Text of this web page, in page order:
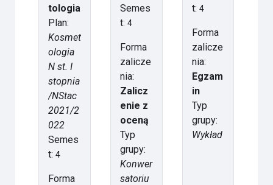
tologia
Plan:
Kosmet
ologia
N st. I
stopnia
/NStac
2021/2
022
Semes
t:4
Forma
Semes
t: 4
Forma
zalicze
nia:
Zalicz
enie z
oceną
Typ
grupy:
Konwer
satoriu
t: 4
Forma
zalicze
nia:
Egzam
in
Typ
grupy:
Wykład